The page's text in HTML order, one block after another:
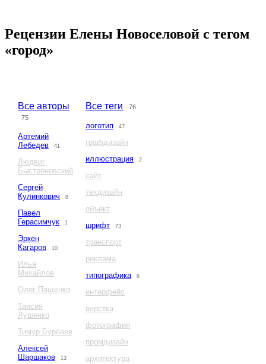
Рецензии Елены Новоселовой с тегом
«город»
Все авторы
75
Артемий
Лебедев
41
Людвиг
Быстроновский
Сергей
Кулинкович
8
Павел
Герасимчук
1
Эркен
Кагаров
10
Илья
Михайлов
Олег Пащенко
Таисия
Лушенко
Тимур Бурбаев
Алексей
Шаршаков
13
Все теги 76
логотип 47
графдизайн
иллюстрация
2
сайт
техдизайн
объект
шрифт
73
транспорт
реклама
типографика
6
интерфейс
верстка
фотография
промдизайн
архитектура